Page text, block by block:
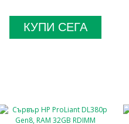
КУПИ СЕГА